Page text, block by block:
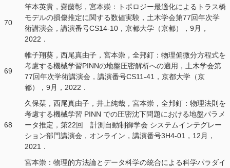
70
竿本英貴，齋藤彰，宮本崇：トポロジー最適化によるトラス橋
モデルの損傷推定に関する数値実験，土木学会第77回年次学
術講演会，講演番号CS14-10，京都大学（京都），9月，
2022．
69
帷子翔葵，西尾真由子，宮本崇，全邦釘：物理偏微分方程式を
考慮する機械学習PINNの地盤圧密解析への適用，土木学会第
77回年次学術講演会，講演番号CS11-41，京都大学（京
都），9月，2022．
68
久保栞，西尾真由子，井上純哉，宮本崇，全邦釘：物理法則を
考慮する機械学習 PINN での圧密沈下問題における地盤パラメ
ータ推定，第22回 計測自動制御学会 システムインテグレー
ション部門講演会，オンライン，講演番号3H4-01，12月，
2021．
宮本崇：物理的方法論とデータ科学の統合による科学パラダイ